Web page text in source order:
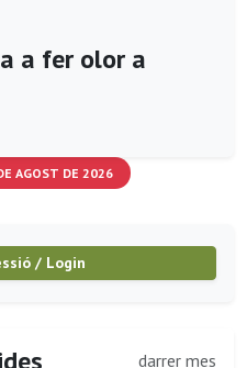
a fer olor a
AGOST DE 2026
/ Login
darrer mes